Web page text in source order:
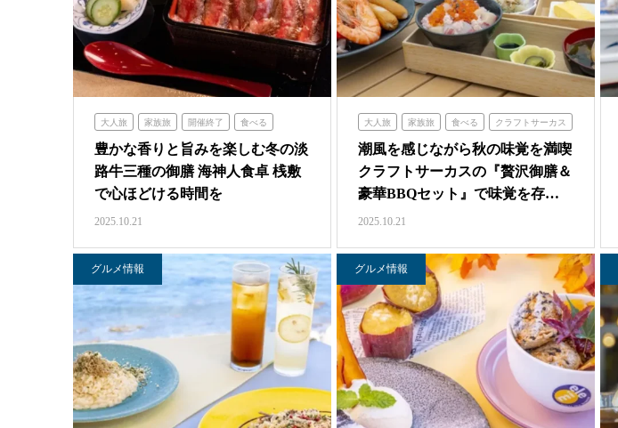
大人旅 家族旅 開催終了 食べる
海神人の食卓
豊かな香りと旨みを楽しむ冬の淡
路牛三種の御膳 海神人食卓 桟敷
で心ほどける時間を
2025.10.21
大人旅 家族旅 食べる クラフトサーカス
潮風を感じながら秋の味覚を満喫
クラフトサーカスの『贅沢御膳＆
豪華BBQセット』で味覚を存…
2025.10.21
グルメ情報 グルメ情報